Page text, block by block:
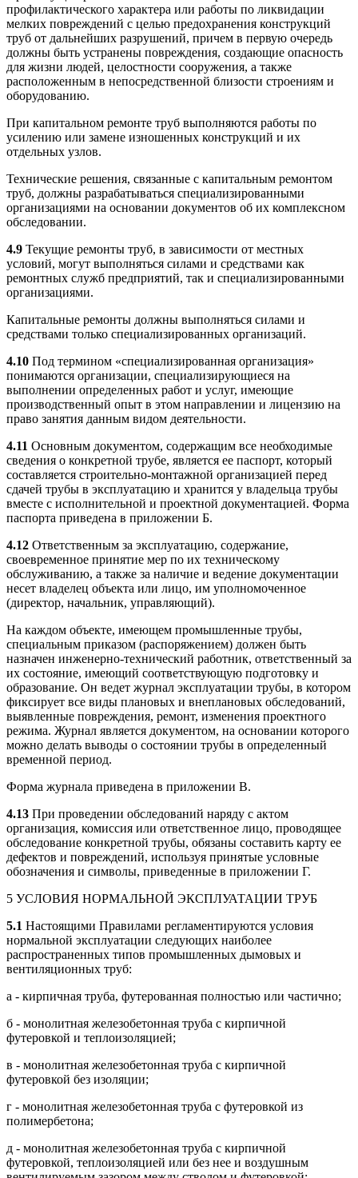
профилактического характера или работы по ликвидации
мелких повреждений с целью предохранения конструкций
труб от дальнейших разрушений, причем в первую очередь
должны быть устранены повреждения, создающие опасность
для жизни людей, целостности сооружения, а также
расположенным в непосредственной близости строениям и
оборудованию.
При капитальном ремонте труб выполняются работы по
усилению или замене изношенных конструкций и их
отдельных узлов.
Технические решения, связанные с капитальным ремонтом
труб, должны разрабатываться специализированными
организациями на основании документов об их комплексном
обследовании.
4.9 Текущие ремонты труб, в зависимости от местных
условий, могут выполняться силами и средствами как
ремонтных служб предприятий, так и специализированными
организациями.
Капитальные ремонты должны выполняться силами и
средствами только специализированных организаций.
4.10 Под термином «специализированная организация»
понимаются организации, специализирующиеся на
выполнении определенных работ и услуг, имеющие
производственный опыт в этом направлении и лицензию на
право занятия данным видом деятельности.
4.11 Основным документом, содержащим все необходимые
сведения о конкретной трубе, является ее паспорт, который
составляется строительно-монтажной организацией перед
сдачей трубы в эксплуатацию и хранится у владельца трубы
вместе с исполнительной и проектной документацией. Форма
паспорта приведена в приложении Б.
4.12 Ответственным за эксплуатацию, содержание,
своевременное принятие мер по их техническому
обслуживанию, а также за наличие и ведение документации
несет владелец объекта или лицо, им уполномоченное
(директор, начальник, управляющий).
На каждом объекте, имеющем промышленные трубы,
специальным приказом (распоряжением) должен быть
назначен инженерно-технический работник, ответственный за
их состояние, имеющий соответствующую подготовку и
образование. Он ведет журнал эксплуатации трубы, в котором
фиксирует все виды плановых и внеплановых обследований,
выявленные повреждения, ремонт, изменения проектного
режима. Журнал является документом, на основании которого
можно делать выводы о состоянии трубы в определенный
временной период.
Форма журнала приведена в приложении В.
4.13 При проведении обследований наряду с актом
организация, комиссия или ответственное лицо, проводящее
обследование конкретной трубы, обязаны составить карту ее
дефектов и повреждений, используя принятые условные
обозначения и символы, приведенные в приложении Г.
5 УСЛОВИЯ НОРМАЛЬНОЙ ЭКСПЛУАТАЦИИ ТРУБ
5.1 Настоящими Правилами регламентируются условия
нормальной эксплуатации следующих наиболее
распространенных типов промышленных дымовых и
вентиляционных труб:
а - кирпичная труба, футерованная полностью или частично;
б - монолитная железобетонная труба с кирпичной
футеровкой и теплоизоляцией;
в - монолитная железобетонная труба с кирпичной
футеровкой без изоляции;
г - монолитная железобетонная труба с футеровкой из
полимербетона;
д - монолитная железобетонная труба с кирпичной
футеровкой, теплоизоляцией или без нее и воздушным